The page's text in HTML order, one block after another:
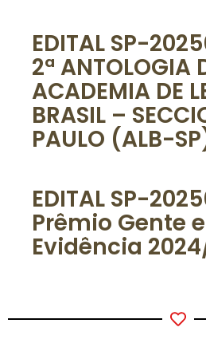
EDITAL SP-
2ª ANTOLOGIA
ACADEMIA DE
BRASIL –
PAULO (ALB-
EDITAL SP-
Prêmio Gente
Evidência